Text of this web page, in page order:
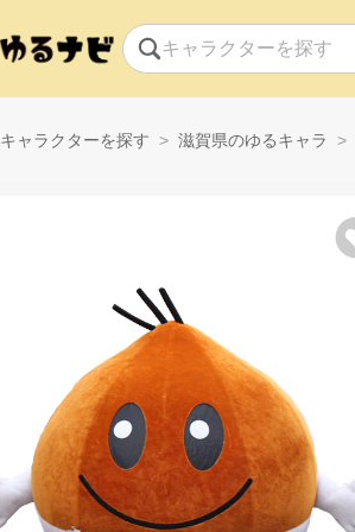
キャラクターを探す 滋賀県のゆるキャラ